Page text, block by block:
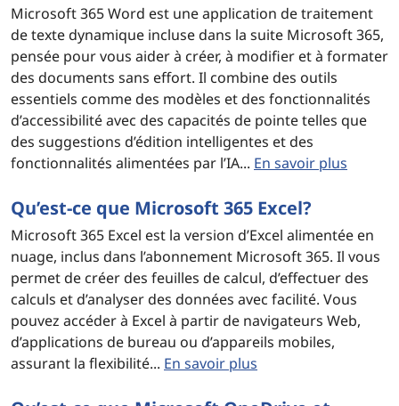
Microsoft 365 Word est une application de traitement
de texte dynamique incluse dans la suite Microsoft 365,
pensée pour vous aider à créer, à modifier et à formater
des documents sans effort. Il combine des outils
essentiels comme des modèles et des fonctionnalités
d’accessibilité avec des capacités de pointe telles que
des suggestions d’édition intelligentes et des
fonctionnalités alimentées par l’IA... En savoir plus
Qu’est-ce que Microsoft 365 Excel?
Microsoft 365 Excel est la version d’Excel alimentée en
nuage, inclus dans l’abonnement Microsoft 365. Il vous
permet de créer des feuilles de calcul, d’effectuer des
calculs et d’analyser des données avec facilité. Vous
pouvez accéder à Excel à partir de navigateurs Web,
d’applications de bureau ou d’appareils mobiles,
assurant la flexibilité... En savoir plus